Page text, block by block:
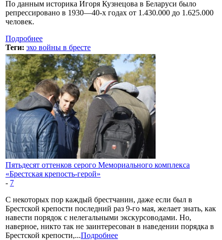
По данным историка Игоря Кузнецова в Беларуси было
репрессировано в 1930—40-х годах от 1.430.000 до 1.625.000
человек.
Подробнее
Теги: эхо войны в бресте
Пятьдесят оттенков серого Мемориального комплекса
«Брестская крепость-герой»
- 7
С некоторых пор каждый брестчанин, даже если был в
Брестской крепости последний раз 9-го мая, желает знать, как
навести порядок с нелегальными экскурсоводами. Но,
наверное, никто так не заинтересован в наведении порядка в
Брестской крепости,...Подробнее